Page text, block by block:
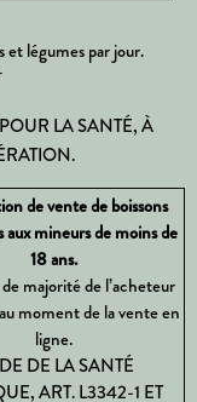
et légumes par jour.
LA SANTÉ, À
de vente de boissons
aux mineurs de moins de
18 ans.
majorité de l’acheteur
moment de la vente en
ligne.
DE LA SANTÉ
ART. L3342-1 ET